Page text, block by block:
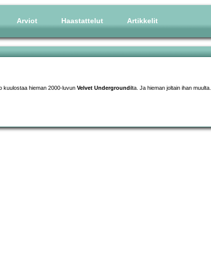
Arviot Haastattelut Artikkelit
kuulostaa hieman 2000-luvun Velvet Undergroundilta. Ja hieman joltain ihan muulta.